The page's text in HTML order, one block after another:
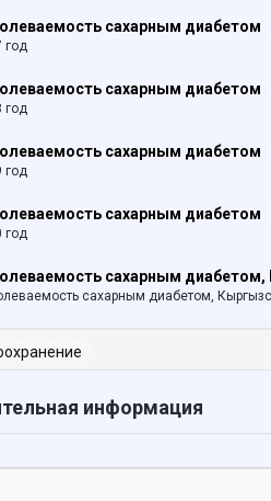
сахарным диабетом
год
сахарным диабетом
год
сахарным диабетом
год
сахарным диабетом
год
сахарным диабетом,
сахарным диабетом,
информация